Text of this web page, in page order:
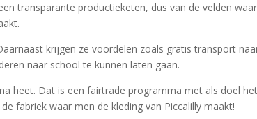
transparante productieketen, dus van de velden
krijgen ze voordelen zoals gratis transport
naar school te kunnen laten gaan.
heet. Dat is een fairtrade programma met als doel
fabriek waar men de kleding van Piccalilly maakt!